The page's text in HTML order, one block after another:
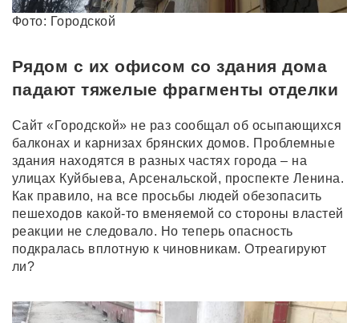
Фото: Городской
Рядом с их офисом со здания дома
падают тяжелые фрагменты отделки
Сайт «Городской» не раз сообщал об осыпающихся
балконах и карнизах брянских домов. Проблемные
здания находятся в разных частях города – на
улицах Куйбыева, Арсенальской, проспекте Ленина.
Как правило, на все просьбы людей обезопасить
пешеходов какой-то вменяемой со стороны властей
реакции не следовало. Но теперь опасность
подкралась вплотную к чиновникам. Отреагируют
ли?